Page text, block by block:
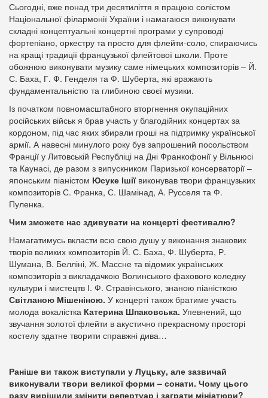
Сьогодні, вже понад три десятиліття я працюю солістом
Національної філармонії України і намагаюся виконувати
складні концептуальні концертні програми у супроводі
фортепіано, оркестру та просто для флейти-соло, спираючись
на кращі традиції французької флейтової школи. Проте
обожнюю виконувати музику саме німецьких композиторів – Й.
С. Баха, Г. Ф. Генделя та Ф. Шуберта, які вражають
фундаментальністю та глибиною своєї музики.
Із початком повномасштабного вторгнення окупаційних
російських військ я брав участь у благодійних концертах за
кордоном, під час яких збирали гроші на підтримку української
армії. А навесні минулого року був запрошений посольством
Франції у Литовській Республіці на Дні Франкофонії у Вільнюсі
та Каунасі, де разом з випускником Паризької консерваторії –
японським піаністом Юсуке Ішіївиконував твори французьких
композиторів С. Франка, С. Шамінад, А. Русселя та Ф.
Пуленка.
Чим зможете нас здивувати на концерті фестивалю?
Намагатимусь вкласти всю свою душу у виконання знакових
творів великих композиторів Й. С. Баха, Ф. Шуберта, Р.
Шумана, В. Белліні, Ж. Массне та відомих українських
композиторів з викладачкою Волинського фахового коледжу
культури і мистецтв І. Ф. Стравінського, знаною піаністкою
Світланою Мішеніною. У концерті також братиме участь
молода вокалістка Катерина Шпаковська. Упевнений, що
звучання золотої флейти в акустично прекрасному просторі
костелу здатне творити справжні дива…
Раніше ви також виступали у Луцьку, але зазвичай
виконували твори великої форми – сонати. Чому цього
разу вирішили змінити репертуар і заграти мініатюри?